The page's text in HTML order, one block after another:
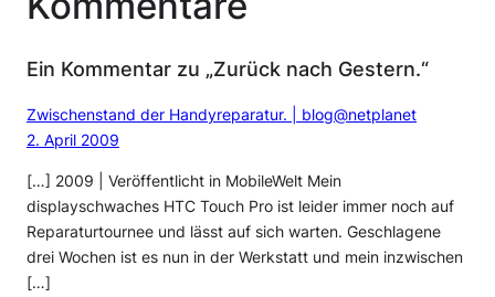
Ein Kommentar zu „Zurück nach Gestern.“
Zwischenstand der Handyreparatur. | blog@netplanet
2. April 2009
[…] 2009 | Veröffentlicht in MobileWelt Mein
displayschwaches HTC Touch Pro ist leider immer noch auf
Reparaturtournee und lässt auf sich warten. Geschlagene
drei Wochen ist es nun in der Werkstatt und mein inzwischen
[…]